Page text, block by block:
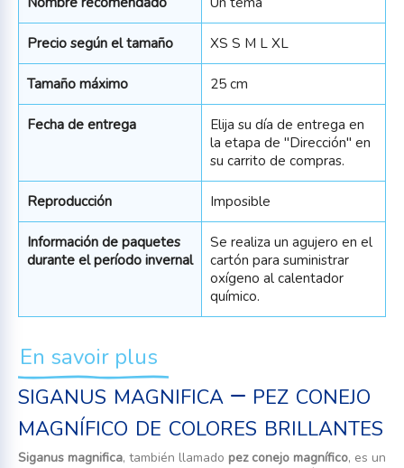
Precio según el tamaño XS S M L XL
Tamaño máximo 25 cm
Fecha de entrega
Elija su día de entrega en
la etapa de "Dirección" en
su carrito de compras.
Reproducción Imposible
Información de paquetes
durante el período invernal
Se realiza un agujero en el
cartón para suministrar
oxígeno al calentador
químico.
En savoir plus
siganus magnifica – pez conejo
magnífico de colores brillantes
Siganus magnifica, también llamado pez conejo magnífico, es un